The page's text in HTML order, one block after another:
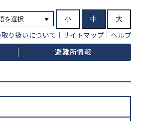
小 中 大
り扱いについて サイトマップ ヘルプ
避難所情報